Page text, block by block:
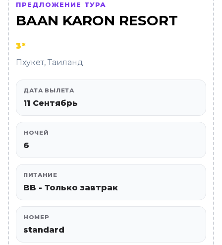
ПРЕДЛОЖЕНИЕ ТУРА
BAAN KARON RESORT
3*
Пхукет, Таиланд
ДАТА ВЫЛЕТА
11 Сентябрь
НОЧЕЙ
6
ПИТАНИЕ
BB - Только завтрак
НОМЕР
standard